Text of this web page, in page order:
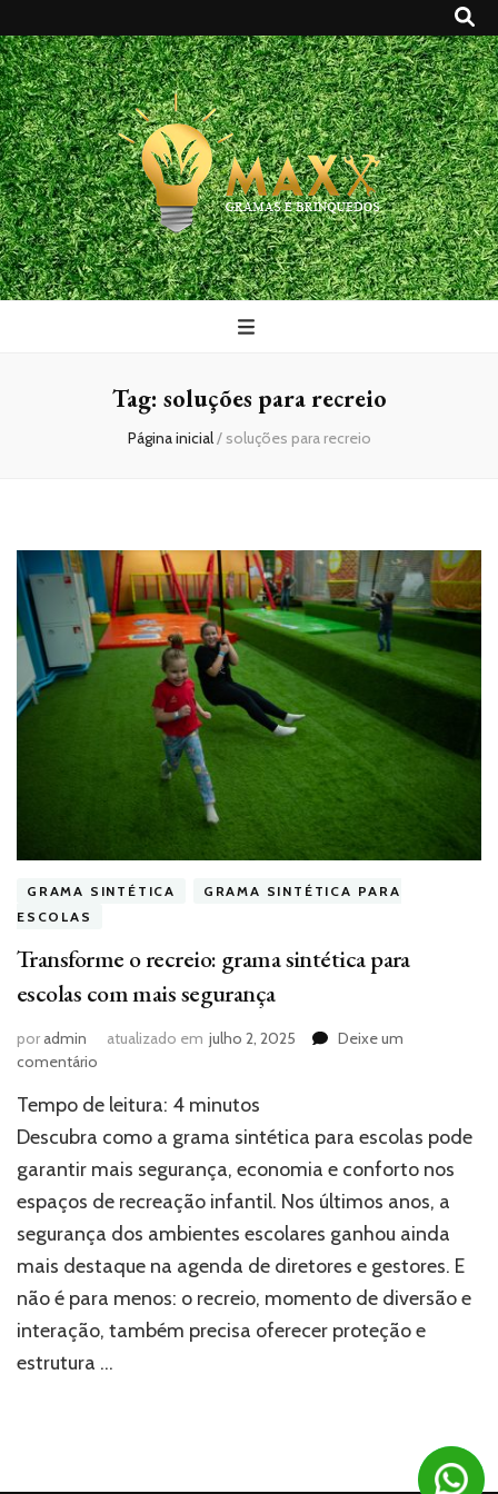
Maxx Gramas
Blog
Tag: soluções para recreio
Página inicial/ soluções para recreio
GRAMA SINTÉTICA
GRAMA SINTÉTICA PARA
ESCOLAS
Transforme o recreio: grama sintética para
escolas com mais segurança
poradmin atualizado em julho 2, 2025
Deixe um
comentário
o
recreio:
sintética
para
escolas
com
mais
segurança
Tempo de leitura: 4 minutos
Descubra como a grama sintética para escolas pode
garantir mais segurança, economia e conforto nos
espaços de recreação infantil. Nos últimos anos, a
segurança dos ambientes escolares ganhou ainda
mais destaque na agenda de diretores e gestores. E
não é para menos: o recreio, momento de diversão e
interação, também precisa oferecer proteção e
estrutura …